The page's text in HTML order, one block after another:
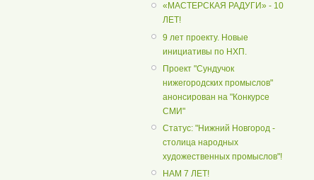
«МАСТЕРСКАЯ РАДУГИ» - 10
ЛЕТ!
9 лет проекту. Новые
инициативы по НХП.
Проект "Сундучок
нижегородских промыслов"
анонсирован на "Конкурсе
СМИ"
Статус: "Нижний Новгород -
столица народных
художественных промыслов"!
НАМ 7 ЛЕТ!